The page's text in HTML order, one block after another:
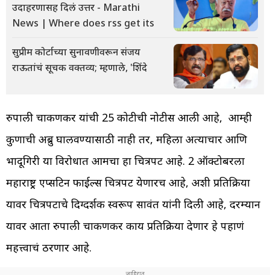
उदाहरणासह दिलं उत्तर - Marathi
News | Where does rss get its
सुप्रीम कोर्टाच्या सुनावणीवरून संजय
राऊतांचं सूचक वक्तव्य; म्हणाले, 'शिंदे
रुपाली चाकणकर यांची 25 कोटीची नोटीस आली आहे, आम्ही
कुणाची अब्रु घालवण्यासाठी नाही तर, महिला अत्याचार आणि
भोंदूगिरी या विरोधात आमचा हा चित्रपट आहे. 2 ऑक्टोबरला
महाराष्ट्र्र एप्सटिन फाईल्स चित्रपट येणारच आहे, अशी प्रतिक्रिया
यावर चित्रपटाचे दिग्दर्शक स्वरूप सावंत यांनी दिली आहे, दरम्यान
यावर आता रुपाली चाकणकर काय प्रतिक्रिया देणार हे पहाणं
महत्त्वाचं ठरणार आहे.